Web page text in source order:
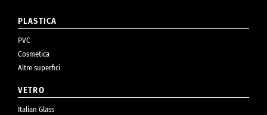
PLASTICA
PVC
Cosmetica
Altre superfici
VETRO
Italian Glass